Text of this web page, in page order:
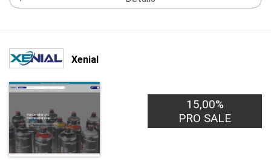
Xenial
15,00%
PRO SALE